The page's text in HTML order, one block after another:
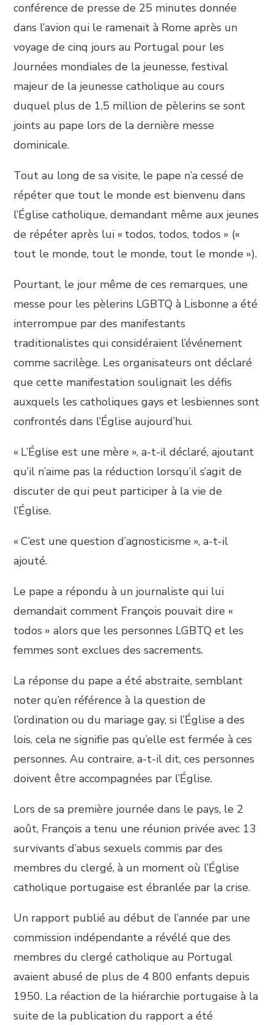
conférence de presse de 25 minutes donnée
dans l’avion qui le ramenait à Rome après un
voyage de cinq jours au Portugal pour les
Journées mondiales de la jeunesse, festival
majeur de la jeunesse catholique au cours
duquel plus de 1,5 million de pèlerins se sont
joints au pape lors de la dernière messe
dominicale.
Tout au long de sa visite, le pape n’a cessé de
répéter que tout le monde est bienvenu dans
l’Église catholique, demandant même aux jeunes
de répéter après lui « todos, todos, todos » («
tout le monde, tout le monde, tout le monde »).
Pourtant, le jour même de ces remarques, une
messe pour les pèlerins LGBTQ à Lisbonne a été
interrompue par des manifestants
traditionalistes qui considéraient l’événement
comme sacrilège. Les organisateurs ont déclaré
que cette manifestation soulignait les défis
auxquels les catholiques gays et lesbiennes sont
confrontés dans l’Église aujourd’hui.
« L’Église est une mère », a-t-il déclaré, ajoutant
qu’il n’aime pas la réduction lorsqu’il s’agit de
discuter de qui peut participer à la vie de
l’Église.
« C’est une question d’agnosticisme », a-t-il
ajouté.
Le pape a répondu à un journaliste qui lui
demandait comment François pouvait dire «
todos » alors que les personnes LGBTQ et les
femmes sont exclues des sacrements.
La réponse du pape a été abstraite, semblant
noter qu’en référence à la question de
l’ordination ou du mariage gay, si l’Église a des
lois, cela ne signifie pas qu’elle est fermée à ces
personnes. Au contraire, a-t-il dit, ces personnes
doivent être accompagnées par l’Église.
Lors de sa première journée dans le pays, le 2
août, François a tenu une réunion privée avec 13
survivants d’abus sexuels commis par des
membres du clergé, à un moment où l’Église
catholique portugaise est ébranlée par la crise.
Un rapport publié au début de l’année par une
commission indépendante a révélé que des
membres du clergé catholique au Portugal
avaient abusé de plus de 4 800 enfants depuis
1950. La réaction de la hiérarchie portugaise à la
suite de la publication du rapport a été